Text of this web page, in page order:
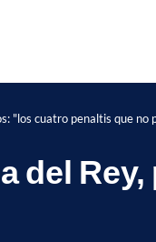
"los cuatro penaltis que no
del